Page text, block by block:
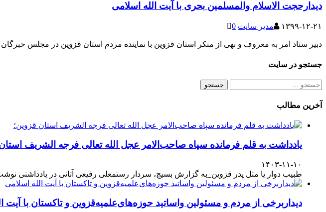
دیدارحجت الاسلام والمسلمین بحری با آیت الله اسلامی
۱۳۹۹-۱۲-۲۱ مدیر سایت 0
دبیر ستاد امر به معروف و نهی از منکر استان قزوین با نماینده مردم استان قزوین در مجلس خبرگان
جستجو در سایت
جستجو
آخرین مطالب
یادداشت به قلم فرمانده سپاه صاحب‌الامر عجل الله تعالی فرجه الشریف
۱۴۰۳-۱۱-۱۰
طبیب دوار یا مثل پدر قزوین_به گزارش بسیج، سردار رستمعلی رفیعی آتانی در یادداشتی
دیداربرخی از مردم و مسئولین واساتید حوزه‌های‌علمیه‌قزوین و تاکستان با آیت